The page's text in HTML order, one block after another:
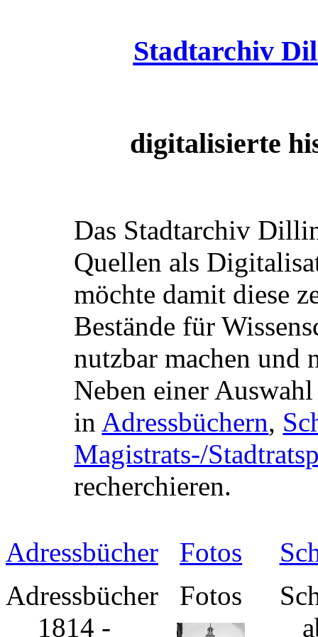
Stadtarchiv
digitalisierte
Das Stadtarchiv
Quellen als
möchte damit diese
Bestände für
nutzbar machen und
Neben einer
in Adressbüchern,
Magistrats-/
recherchieren.
Adressbücher
Adressbücher
1814 -
Fotos
Fotos